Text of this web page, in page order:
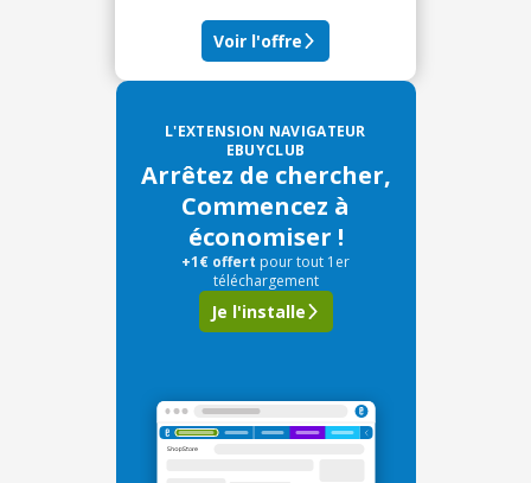
Voir l'offre
L'EXTENSION NAVIGATEUR
EBUYCLUB
Arrêtez de chercher,
Commencez à
économiser !
+1€ offert pour tout 1er
téléchargement
Je l'installe